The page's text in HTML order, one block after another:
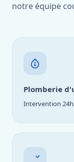
notre équipe
Plomberie
Intervention